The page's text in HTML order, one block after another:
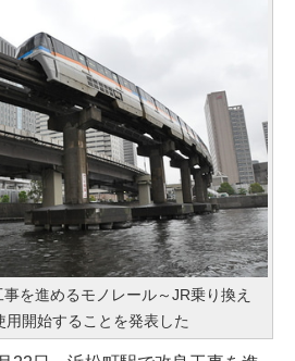
を進めるモノレール～JR乗り換え
開始することを発表した